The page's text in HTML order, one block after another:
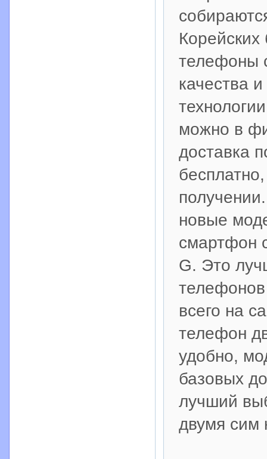
телефоны
качества
можно в
доставка
новые
смартфон
G. Это
всего на
телефон
удобно,
базовых
лучший
двумя сим